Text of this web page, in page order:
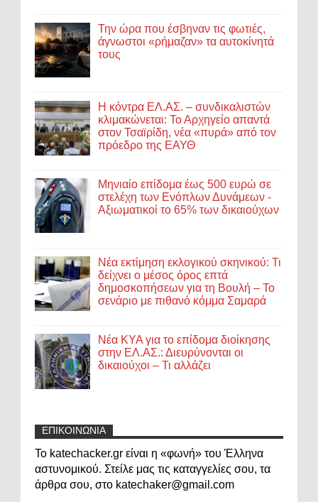
Την ώρα που έσβηναν τις φωτιές,
άγνωστοι «ρήμαζαν» τα αυτοκίνητά
τους
Η κόντρα ΕΛ.ΑΣ. – συνδικαλιστών
κλιμακώνεται: Το Αρχηγείο απαντά
στον Τσαϊρίδη, νέα «πυρά» από τον
πρόεδρο της ΕΑΥΘ
Μηνιαίο επίδομα έως 500 ευρώ σε
στελέχη των Ενόπλων Δυνάμεων -
Αξιωματικοί το 65% των δικαιούχων
Νέα εκτίμηση εκλογικού σκηνικού: Τι
δείχνει ο μέσος όρος επτά
δημοσκοπήσεων για τη Βουλή – Το
σενάριο με πιθανό κόμμα Σαμαρά
Νέα ΚΥΑ για το επίδομα διοίκησης
στην ΕΛ.ΑΣ.: Διευρύνονται οι
δικαιούχοι – Τι αλλάζει
ΕΠΙΚΟΙΝΩΝΙΑ
Το katechacker.gr είναι η «φωνή» του Έλληνα
αστυνομικού. Στείλε μας τις καταγγελίες σου, τα
άρθρα σου, στο katechaker@gmail.com